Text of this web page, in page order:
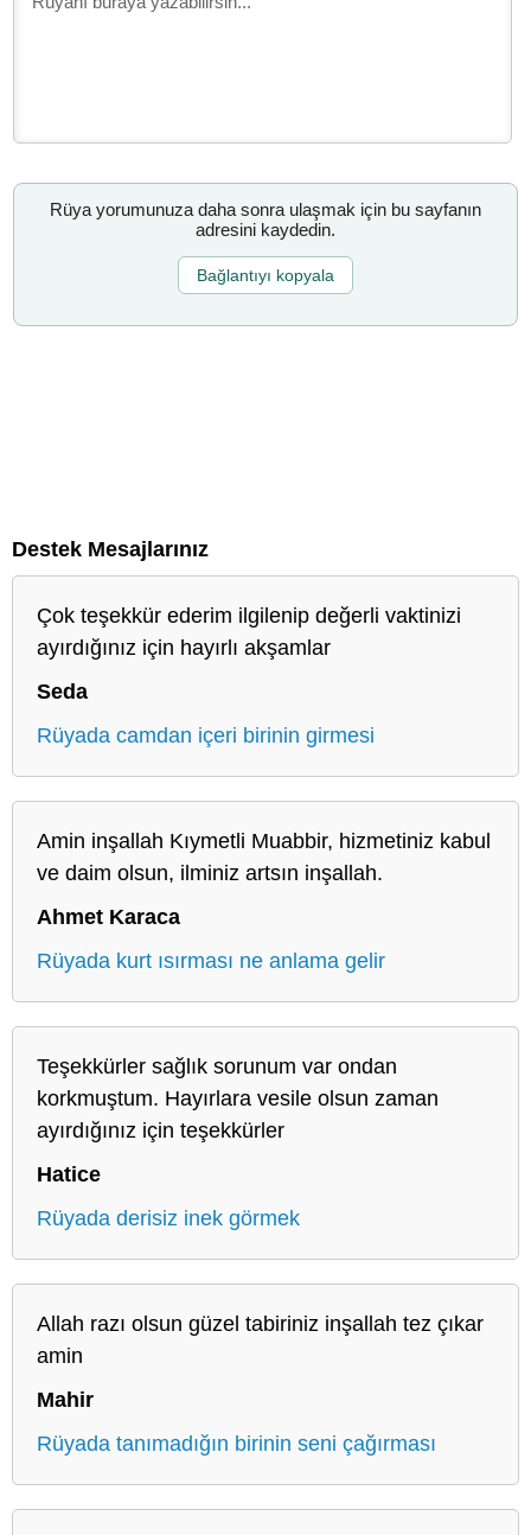
Rüya yorumunuza daha sonra ulaşmak için bu sayfanın
adresini kaydedin.
Bağlantıyı kopyala
Destek Mesajlarınız
Çok teşekkür ederim ilgilenip değerli vaktinizi
ayırdığınız için hayırlı akşamlar
Seda
Rüyada camdan içeri birinin girmesi
Amin inşallah Kıymetli Muabbir, hizmetiniz kabul
ve daim olsun, ilminiz artsın inşallah.
Ahmet Karaca
Rüyada kurt ısırması ne anlama gelir
Teşekkürler sağlık sorunum var ondan
korkmuştum. Hayırlara vesile olsun zaman
ayırdığınız için teşekkürler
Hatice
Rüyada derisiz inek görmek
Allah razı olsun güzel tabiriniz inşallah tez çıkar
amin
Mahir
Rüyada tanımadığın birinin seni çağırması